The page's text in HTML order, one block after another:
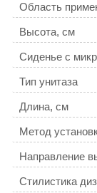
Область
Высота, см
Сиденье с
Тип унитаза
Длина, см
Метод
Направление
Стилистика